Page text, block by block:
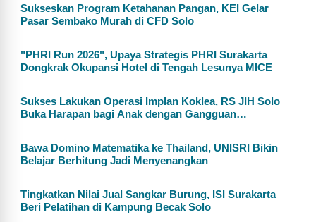
Sukseskan Program Ketahanan Pangan, KEI Gelar
Pasar Sembako Murah di CFD Solo
"PHRI Run 2026", Upaya Strategis PHRI Surakarta
Dongkrak Okupansi Hotel di Tengah Lesunya MICE
Sukses Lakukan Operasi Implan Koklea, RS JIH Solo
Buka Harapan bagi Anak dengan Gangguan
Bawa Domino Matematika ke Thailand, UNISRI Bikin
Belajar Berhitung Jadi Menyenangkan
Tingkatkan Nilai Jual Sangkar Burung, ISI Surakarta
Beri Pelatihan di Kampung Becak Solo